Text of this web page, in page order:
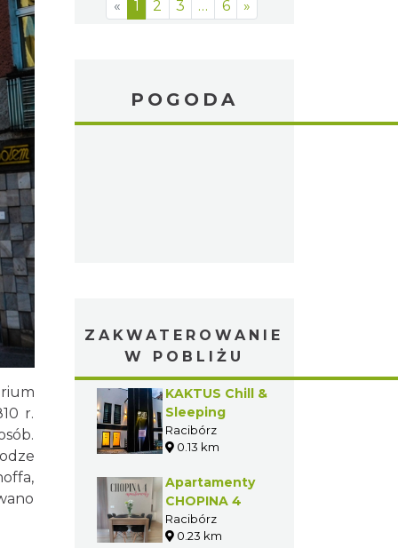
r.
« 1 2 3 … 6 »
POGODA
ZAKWATEROWANIE
W POBLIŻU
KAKTUS Chill &
Sleeping
Racibórz
0.13 km
Apartamenty
CHOPINA 4
Racibórz
0.23 km